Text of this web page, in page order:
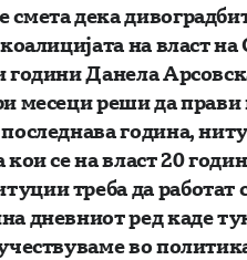
дека
на власт
години Данела
месеци реши да
година,
се на власт 20
треба да работат
дневниот ред каде
во